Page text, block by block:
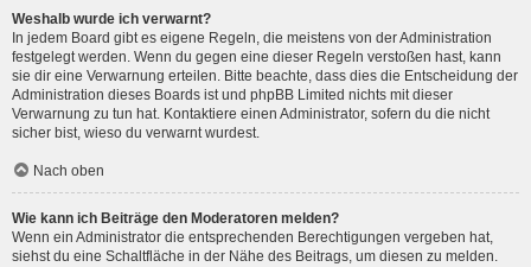
Weshalb wurde ich verwarnt?
In jedem Board gibt es eigene Regeln, die meistens von der Administration
festgelegt werden. Wenn du gegen eine dieser Regeln verstoßen hast, kann
sie dir eine Verwarnung erteilen. Bitte beachte, dass dies die Entscheidung der
Administration dieses Boards ist und phpBB Limited nichts mit dieser
Verwarnung zu tun hat. Kontaktiere einen Administrator, sofern du die nicht
sicher bist, wieso du verwarnt wurdest.
Nach oben
Wie kann ich Beiträge den Moderatoren melden?
Wenn ein Administrator die entsprechenden Berechtigungen vergeben hat,
siehst du eine Schaltfläche in der Nähe des Beitrags, um diesen zu melden.